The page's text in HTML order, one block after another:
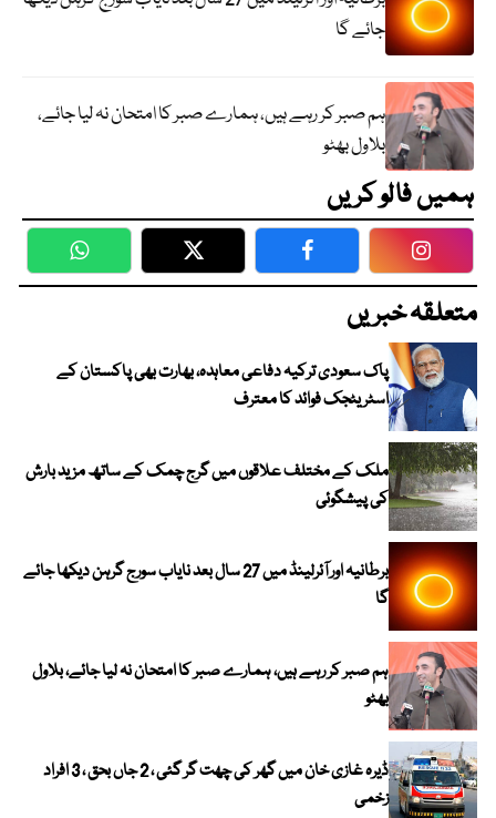
جائے گا
ہم صبر کر رہے ہیں، ہمارے صبر کا امتحان نہ لیا جائے،
بلاول بھٹو
ہمیں فالو کریں
WhatsApp Twitter Facebook
متعلقہ خبریں
پاک سعودی ترکیہ دفاعی معاہدہ، بھارت بھی پاکستان کے
اسٹریٹجک فوائد کا معترف
ملک کے مختلف علاقوں میں گرج چمک کے ساتھ مزید بارش
کی پیشگوئی
برطانیہ اور آئرلینڈ میں 27 سال بعد نایاب سورج گرہن دیکھا جائے
گا
ہم صبر کر رہے ہیں، ہمارے صبر کا امتحان نہ لیا جائے، بلاول
بھٹو
ڈیرہ غازی خان میں گھر کی چھت گر گئی ، 2 جاں بحق ، 3 افراد
زخمی